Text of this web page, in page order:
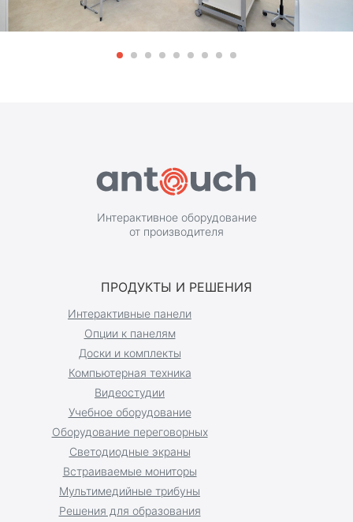
Интерактивное оборудование
от производителя
ПРОДУКТЫ И РЕШЕНИЯ
Интерактивные панели
Доски и комплекты
Оборудование переговорных
Учебное оборудование
Светодиодные экраны
Встраиваемые мониторы
Мультимедийные трибуны
Решения для образования
Опции к панелям
Компьютерная техника
Видеостудии